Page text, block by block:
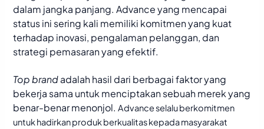
dalam jangka panjang. Advance yang mencapai
status ini sering kali memiliki komitmen yang kuat
terhadap inovasi, pengalaman pelanggan, dan
strategi pemasaran yang efektif.
Top brandadalah hasil dari berbagai faktor yang
bekerja sama untuk menciptakan sebuah merek yang
benar-benar menonjol.Advance selalu berkomitmen
untuk hadirkan produk berkualitas kepada masyarakat